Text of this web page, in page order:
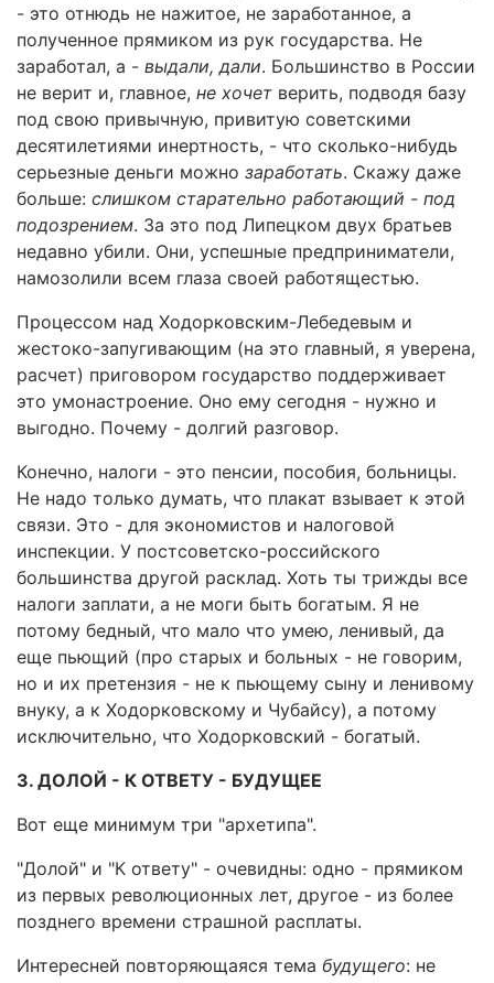
- это отнюдь не нажитое, не заработанное, а
полученное прямиком из рук государства. Не
заработал, а - выдали, дали. Большинство в России
не верит и, главное, не хочет верить, подводя базу
под свою привычную, привитую советскими
десятилетиями инертность, - что сколько-нибудь
серьезные деньги можно заработать. Скажу даже
больше: слишком старательно работающий - под
подозрением. За это под Липецком двух братьев
недавно убили. Они, успешные предприниматели,
намозолили всем глаза своей работящестью.
Процессом над Ходорковским-Лебедевым и
жестоко-запугивающим (на это главный, я уверена,
расчет) приговором государство поддерживает
это умонастроение. Оно ему сегодня - нужно и
выгодно. Почему - долгий разговор.
Конечно, налоги - это пенсии, пособия, больницы.
Не надо только думать, что плакат взывает к этой
связи. Это - для экономистов и налоговой
инспекции. У постсоветско-российского
большинства другой расклад. Хоть ты трижды все
налоги заплати, а не моги быть богатым. Я не
потому бедный, что мало что умею, ленивый, да
еще пьющий (про старых и больных - не говорим,
но и их претензия - не к пьющему сыну и ленивому
внуку, а к Ходорковскому и Чубайсу), а потому
исключительно, что Ходорковский - богатый.
3. ДОЛОЙ - К ОТВЕТУ - БУДУЩЕЕ
Вот еще минимум три "архетипа".
"Долой" и "К ответу" - очевидны: одно - прямиком
из первых революционных лет, другое - из более
позднего времени страшной расплаты.
Интересней повторяющаяся тема будущего: не